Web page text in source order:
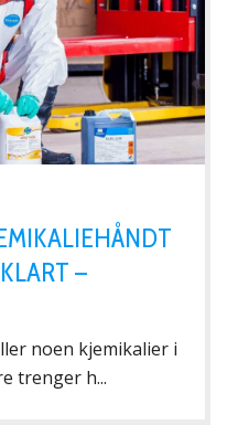
–
noen kjemikalier i
trenger h...